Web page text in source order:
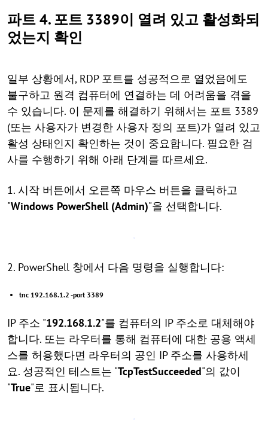
파트 4. 포트 3389이 열려 있고 활성화되
었는지 확인
일부 상황에서, RDP 포트를 성공적으로 열었음에도
불구하고 원격 컴퓨터에 연결하는 데 어려움을 겪을
수 있습니다. 이 문제를 해결하기 위해서는 포트 3389
(또는 사용자가 변경한 사용자 정의 포트)가 열려 있고
활성 상태인지 확인하는 것이 중요합니다. 필요한 검
사를 수행하기 위해 아래 단계를 따르세요.
1. 시작 버튼에서 오른쪽 마우스 버튼을 클릭하고
"Windows PowerShell (Admin)"을 선택합니다.
2. PowerShell 창에서 다음 명령을 실행합니다:
tnc 192.168.1.2 -port 3389
IP 주소 "192.168.1.2"를 컴퓨터의 IP 주소로 대체해야
합니다. 또는 라우터를 통해 컴퓨터에 대한 공용 액세
스를 허용했다면 라우터의 공인 IP 주소를 사용하세
요. 성공적인 테스트는 "TcpTestSucceeded"의 값이
"True"로 표시됩니다.